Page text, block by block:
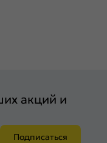
акций и
Подписаться